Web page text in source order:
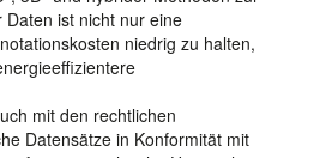
ist nicht nur eine
niedrig zu halten,
mit den rechtlichen
Datensätze in Konformität mit